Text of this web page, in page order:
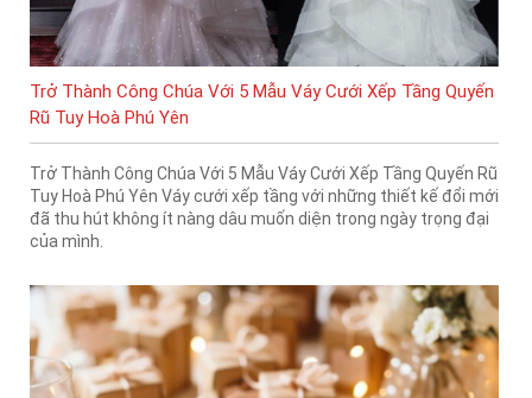
Trở Thành Công Chúa Với 5 Mẫu Váy Cưới Xếp Tầng Quyến
Rũ Tuy Hoà Phú Yên
Trở Thành Công Chúa Với 5 Mẫu Váy Cưới Xếp Tầng Quyến Rũ
Tuy Hoà Phú Yên Váy cưới xếp tầng với những thiết kế đổi mới
đã thu hút không ít nàng dâu muốn diện trong ngày trọng đại
của mình.